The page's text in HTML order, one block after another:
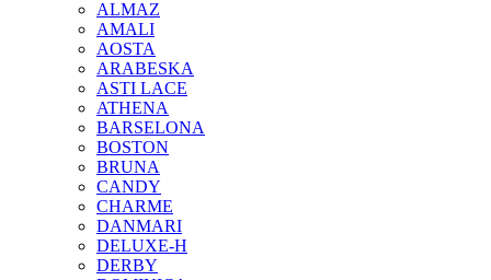
ALMAZ
AMALI
AOSTA
ARABESKA
ASTI LACE
ATHENA
BARSELONA
BOSTON
BRUNA
CANDY
CHARME
DANMARI
DELUXE-H
DERBY